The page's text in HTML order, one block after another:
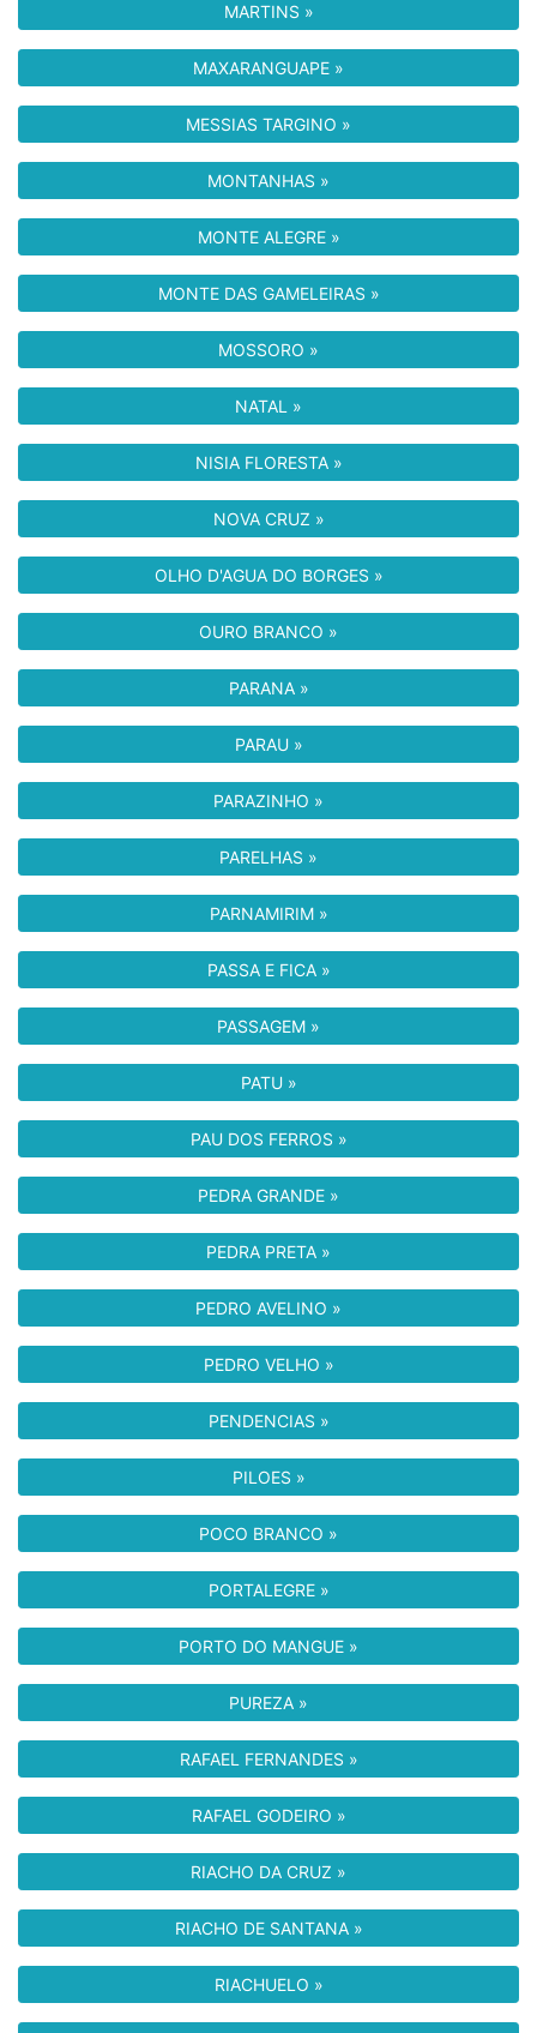
MARTINS »
MAXARANGUAPE »
MESSIAS TARGINO »
MONTANHAS »
MONTE ALEGRE »
MONTE DAS GAMELEIRAS »
MOSSORO »
NATAL »
NISIA FLORESTA »
NOVA CRUZ »
OLHO D'AGUA DO BORGES »
OURO BRANCO »
PARANA »
PARAU »
PARAZINHO »
PARELHAS »
PARNAMIRIM »
PASSA E FICA »
PASSAGEM »
PATU »
PAU DOS FERROS »
PEDRA GRANDE »
PEDRA PRETA »
PEDRO AVELINO »
PEDRO VELHO »
PENDENCIAS »
PILOES »
POCO BRANCO »
PORTALEGRE »
PORTO DO MANGUE »
PUREZA »
RAFAEL FERNANDES »
RAFAEL GODEIRO »
RIACHO DA CRUZ »
RIACHO DE SANTANA »
RIACHUELO »